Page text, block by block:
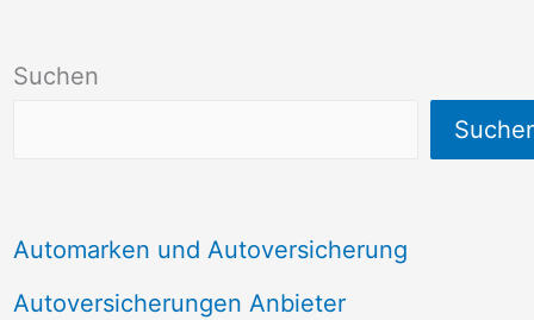
Suchen
Automarken und Autoversicherung
Autoversicherungen Anbieter